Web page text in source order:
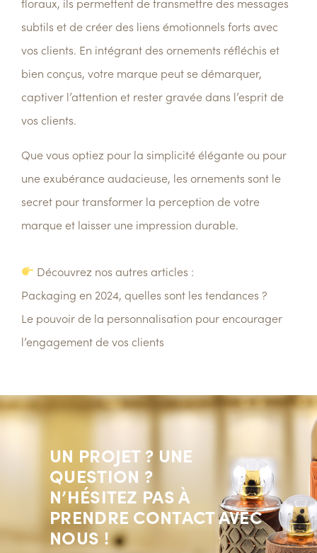
subtils et de créer des liens émotionnels forts avec
vos clients. En intégrant des ornements réfléchis et
bien conçus, votre marque peut se démarquer,
captiver l’attention et rester gravée dans l’esprit de
vos clients.
Que vous optiez pour la simplicité élégante ou pour
une exubérance audacieuse, les ornements sont le
secret pour transformer la perception de votre
marque et laisser une impression durable.
Découvrez nos autres articles :
Packaging en 2024, quelles sont les tendances ?
Le pouvoir de la personnalisation pour encourager
l’engagement de vos clients
UN PROJET ? UNE
QUESTION ?
N’HÉSITEZ PAS À
PRENDRE CONTACT AVEC
NOUS !